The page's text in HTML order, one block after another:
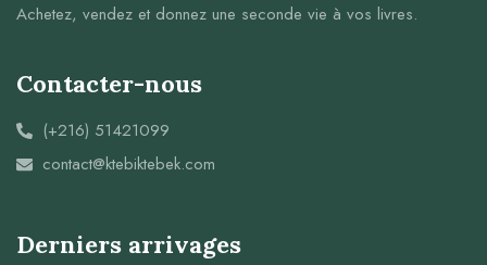
Achetez, vendez et donnez une seconde vie à vos livres.
Contacter-nous
(+216) 51421099
contact@ktebiktebek.com
Derniers arrivages